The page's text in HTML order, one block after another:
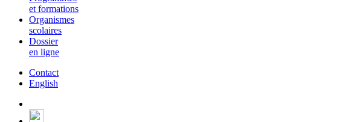
et formations
Organismes
scolaires
Dossier
en ligne
Contact
English